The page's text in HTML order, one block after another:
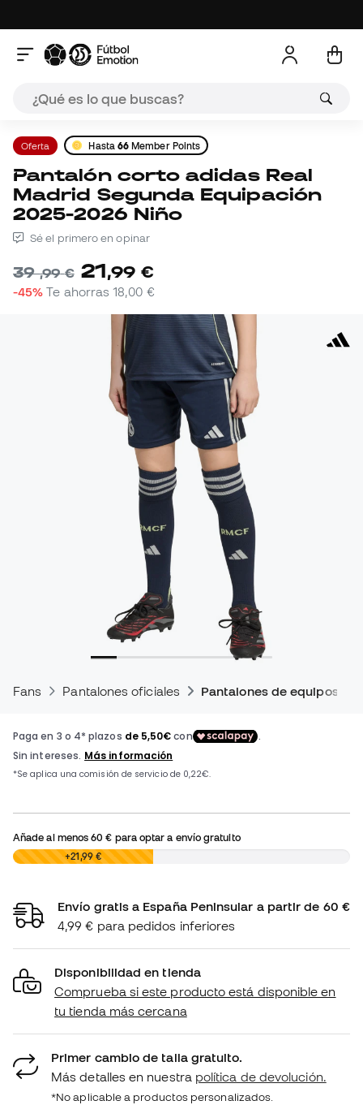
Oferta Hasta 66 Member Points
Pantalón corto adidas Real
Madrid Segunda Equipación
2025-2026 Niño
Sé el primero en opinar
39,99 € 21,99 €
-45% Te ahorras18,00 €
Fans Pantalones oficiales Pantalones de equipos
Añade al menos60 € para optar a envío gratuito
0,00 € +21,99 €
Envío gratis a España Peninsular a partir de 60 €
4,99 € para pedidos inferiores
Disponibilidad en tienda
Comprueba si este producto está disponible en
tu tienda más cercana
Primer cambio de talla gratuito.
Más detalles en nuestra política de devolución.
*No aplicable a productos personalizados.